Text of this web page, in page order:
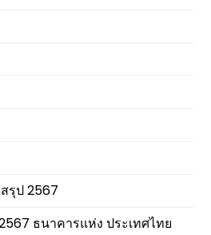
รุป 2567
ธนาคารแห่ง ประเทศไทย